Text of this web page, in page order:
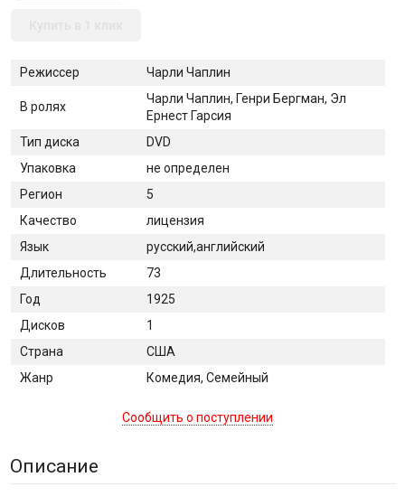
Режиссер Чарли Чаплин
В ролях
Чарли Чаплин, Генри Бергман, Эл
Ернест Гарсия
Тип диска
DVD
Упаковка
не определен
Регион
5
Качество
лицензия
Язык
русский,английский
Длительность
73
Год
1925
Дисков
1
Страна
США
Жанр
Комедия, Семейный
Сообщить о поступлении
Описание